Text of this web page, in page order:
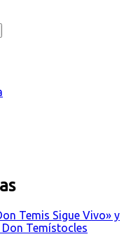
Temis Sigue Vivo» y
Temístocles